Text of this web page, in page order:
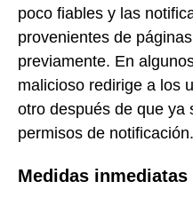
poco fiables y las
provenientes de
previamente. En
malicioso redirige a los
otro después de que ya
permisos de notificación.
Medidas